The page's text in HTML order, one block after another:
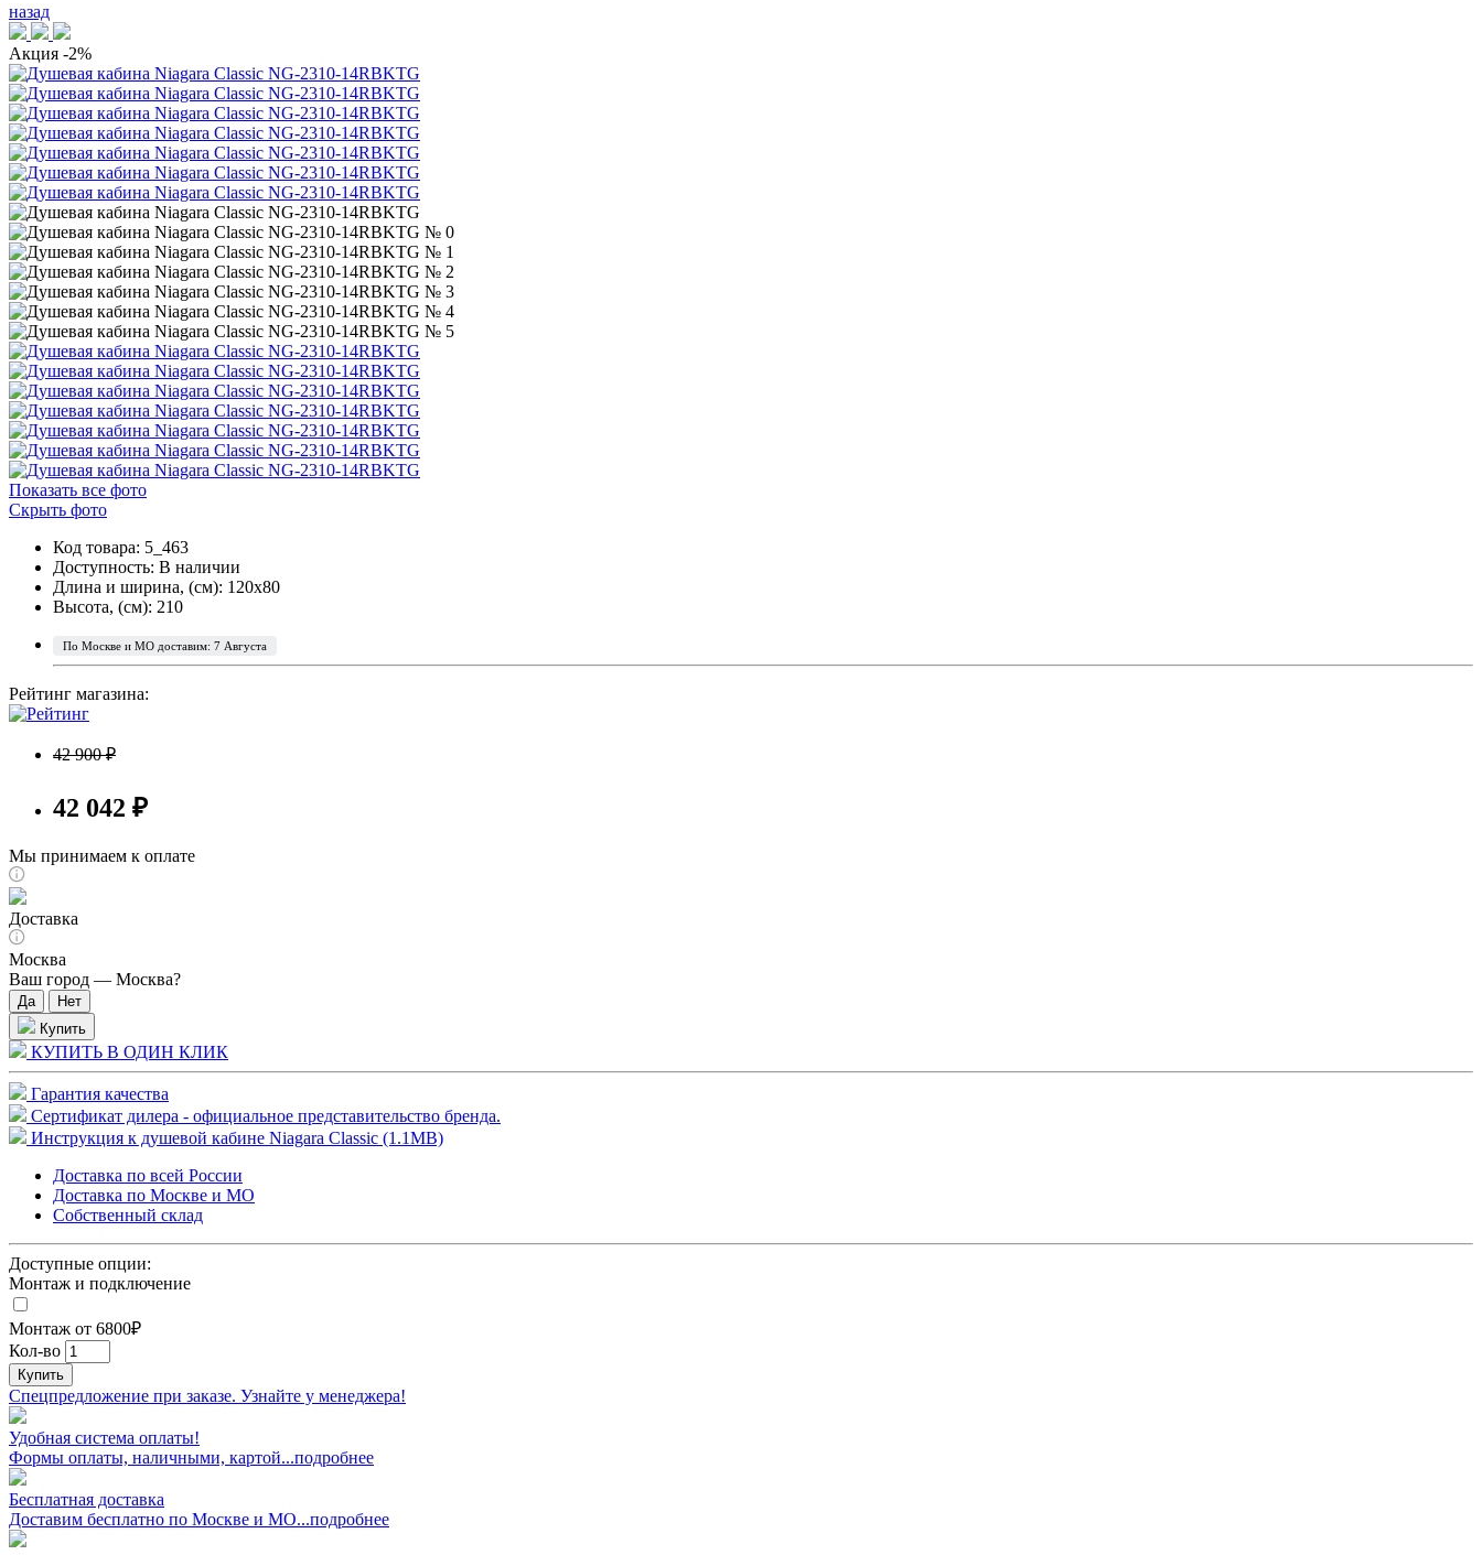
назад
Акция -2%
Показать все фото
Скрыть фото
Код товара: 5_463
Доступность: В наличии
Длина и ширина, (см): 120x80
Высота, (см): 210
По Москве и МО доставим: 7 Августа
Рейтинг магазина:
42 900 ₽
42 042 ₽
Мы принимаем к оплате
Доставка
Москва
Ваш город — Москва?
Купить
КУПИТЬ В ОДИН КЛИК
Гарантия качества
Сертификат дилера - официальное представительство бренда.
Инструкция к душевой кабине Niagara Classic (1.1MB)
Доставка по всей России
Доставка по Москве и МО
Собственный склад
Доступные опции:
Монтаж и подключение
Монтаж от 6800₽
Кол-во
Купить
Спецпредложение при заказе. Узнайте у менеджера!
Удобная система оплаты!
Формы оплаты, наличными, картой...подробнее
Бесплатная доставка
Доставим бесплатно по Москве и МО...подробнее